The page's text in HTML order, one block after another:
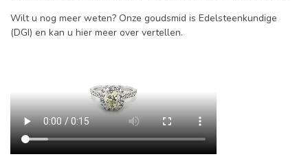
Wilt u nog meer weten? Onze goudsmid is Edelsteenkundige
(DGI) en kan u hier meer over vertellen.